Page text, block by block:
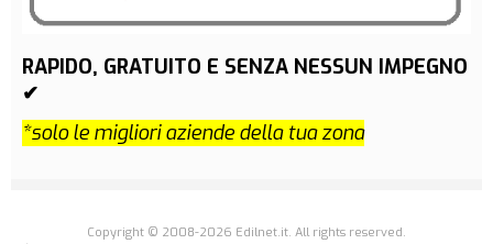
RAPIDO, GRATUITO E SENZA NESSUN IMPEGNO
✔
*solo le migliori aziende della tua zona
Copyright © 2008-2026 Edilnet.it. All rights reserved.